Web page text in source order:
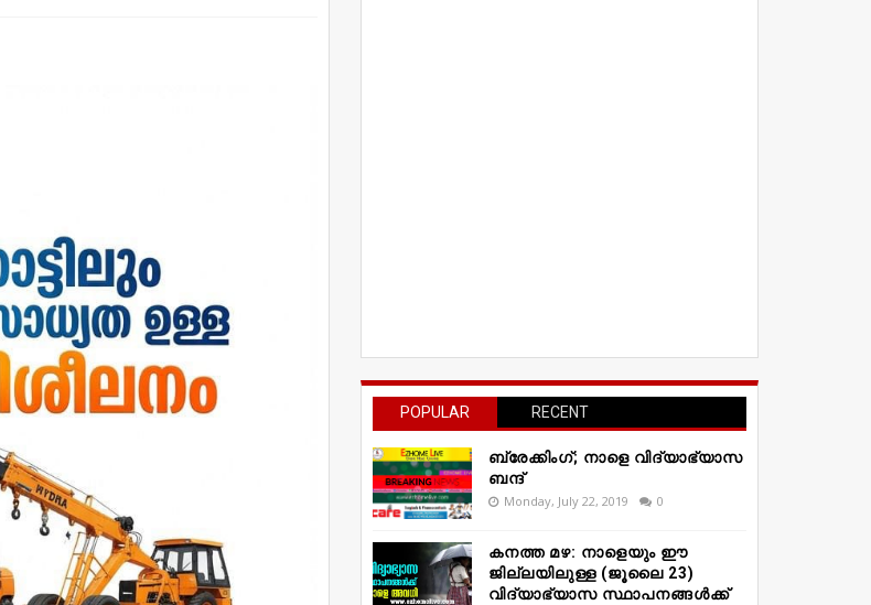
POPULAR RECENT
ബ്രേക്കിംഗ്; നാളെ വിദ്യാഭ്യാസ
ബന്ദ്
Monday, July 22, 2019 0
കനത്ത മഴ: നാളെയും ഈ
ജില്ലയിലുള്ള (ജൂലൈ 23)
വിദ്യാഭ്യാസ സ്ഥാപനങ്ങൾക്ക്